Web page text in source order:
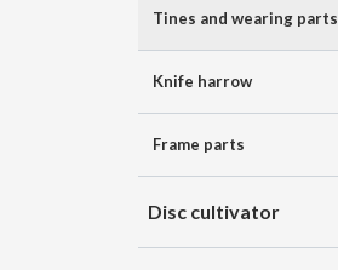
Tines and wearing parts
Knife harrow
Frame parts
Disc cultivator